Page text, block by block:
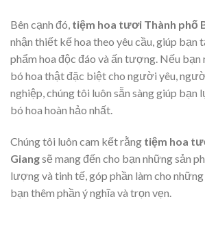
Bên cạnh đó, tiệm hoa tươi Thành phố
nhận thiết kế hoa theo yêu cầu, giúp bạn
phẩm hoa độc đáo và ấn tượng. Nếu
bó hoa thật đặc biệt cho người yêu,
nghiệp, chúng tôi luôn sẵn sàng giúp bạn
bó hoa hoàn hảo nhất.
Chúng tôi luôn cam kết rằng tiệm hoa
Giangsẽ mang đến cho bạn những sản
lượng và tinh tế, góp phần làm cho
bạn thêm phần ý nghĩa và trọn vẹn.